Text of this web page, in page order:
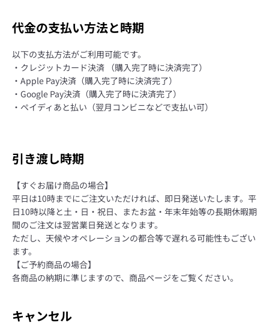
代金の支払い方法と時期
以下の支払方法がご利用可能です。
・クレジットカード決済 （購入完了時に決済完了）
・Apple Pay決済（購入完了時に決済完了）
・Google Pay決済（購入完了時に決済完了）
・ペイディあと払い（翌月コンビニなどで支払い可）
引き渡し時期
【すぐお届け商品の場合】
平日は10時までにご注文いただければ、即日発送いたします。平
日10時以降と土・日・祝日、またお盆・年末年始等の長期休暇期
間のご注文は翌営業日発送となります。
ただし、天候やオペレーションの都合等で遅れる可能性もござい
ます。
【ご予約商品の場合】
各商品の納期に準じますので、商品ページをご覧ください。
キャンセル